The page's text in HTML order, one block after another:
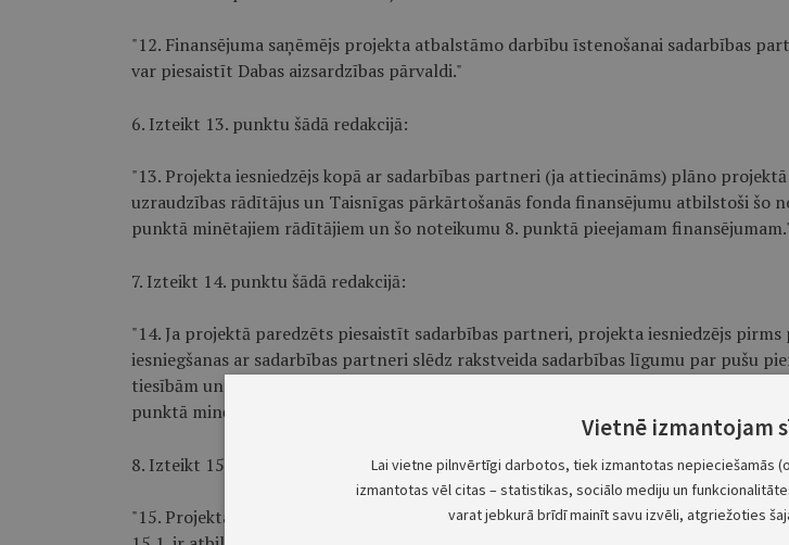
"12. Finansējuma saņēmējs projekta atbalstāmo darbību īstenošanai sadarbības
var piesaistīt Dabas aizsardzības pārvaldi."
6. Izteikt 13. punktu šādā redakcijā:
"13. Projekta iesniedzējs kopā ar sadarbības partneri (ja attiecināms) plāno projektā
uzraudzības rādītājus un Taisnīgas pārkārtošanās fonda finansējumu atbilstoši šo
punktā minētajiem rādītājiem un šo noteikumu 8. punktā pieejamam
7. Izteikt 14. punktu šādā redakcijā:
"14. Ja projektā paredzēts piesaistīt sadarbības partneri, projekta iesniedzējs pirms
iesniegšanas ar sadarbības partneri slēdz rakstveida sadarbības līgumu par pušu
tiesībām un atbildību projekta mērķa, rezultātu un rādītāju sasniegšanā un šo
punktā minēto prasību īstenošanā."
8. Izteikt 15. punktu šādā redakcijā:
"15. Projekta iesniedzējs un sadarbības partneris (ja attiecināms):
Vietnē izmantojam
Lai vietne pilnvērtīgi darbotos, tiek izmantotas nepieciešamās
izmantotas vēl citas – statistikas, sociālo mediju un
varat jebkurā brīdī mainīt savu izvēli, atgriežoties